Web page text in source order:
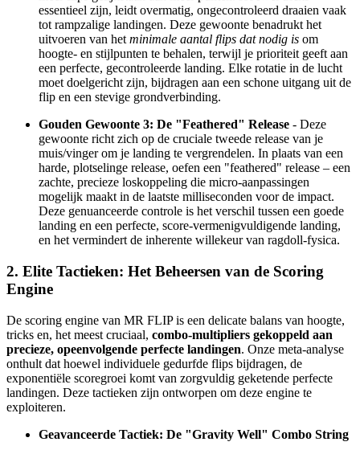
essentieel zijn, leidt overmatig, ongecontroleerd draaien vaak
tot rampzalige landingen. Deze gewoonte benadrukt het
uitvoeren van het minimale aantal flips dat nodig is om
hoogte- en stijlpunten te behalen, terwijl je prioriteit geeft aan
een perfecte, gecontroleerde landing. Elke rotatie in de lucht
moet doelgericht zijn, bijdragen aan een schone uitgang uit de
flip en een stevige grondverbinding.
Gouden Gewoonte 3: De "Feathered" Release - Deze
gewoonte richt zich op de cruciale tweede release van je
muis/vinger om je landing te vergrendelen. In plaats van een
harde, plotselinge release, oefen een "feathered" release – een
zachte, precieze loskoppeling die micro-aanpassingen
mogelijk maakt in de laatste milliseconden voor de impact.
Deze genuanceerde controle is het verschil tussen een goede
landing en een perfecte, score-vermenigvuldigende landing,
en het vermindert de inherente willekeur van ragdoll-fysica.
2. Elite Tactieken: Het Beheersen van de Scoring
Engine
De scoring engine van MR FLIP is een delicate balans van hoogte,
tricks en, het meest cruciaal, combo-multipliers gekoppeld aan
precieze, opeenvolgende perfecte landingen. Onze meta-analyse
onthult dat hoewel individuele gedurfde flips bijdragen, de
exponentiële scoregroei komt van zorgvuldig geketende perfecte
landingen. Deze tactieken zijn ontworpen om deze engine te
exploiteren.
Geavanceerde Tactiek: De "Gravity Well" Combo String